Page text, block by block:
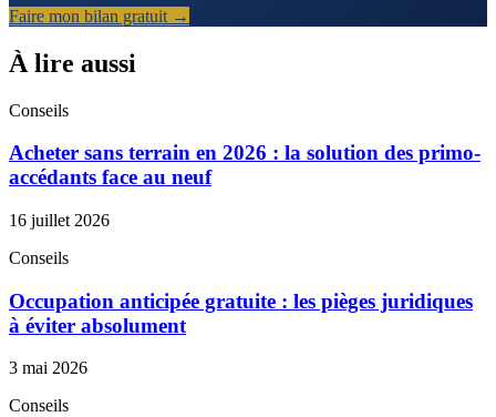
Faire mon bilan gratuit →
À lire aussi
Conseils
Acheter sans terrain en 2026 : la solution des primo-
accédants face au neuf
16 juillet 2026
Conseils
Occupation anticipée gratuite : les pièges juridiques
à éviter absolument
3 mai 2026
Conseils